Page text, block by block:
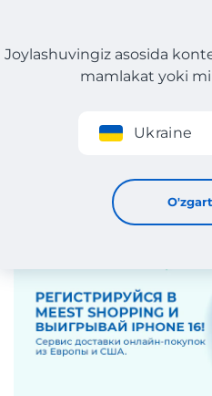
Roʻyxatdan oʻtish
Joylashuvingiz asosida
mamlakat yoki
Ukraine
Meest Shopping-da
256 Gb yutib oling!